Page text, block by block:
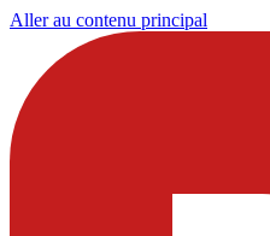
Aller au contenu principal